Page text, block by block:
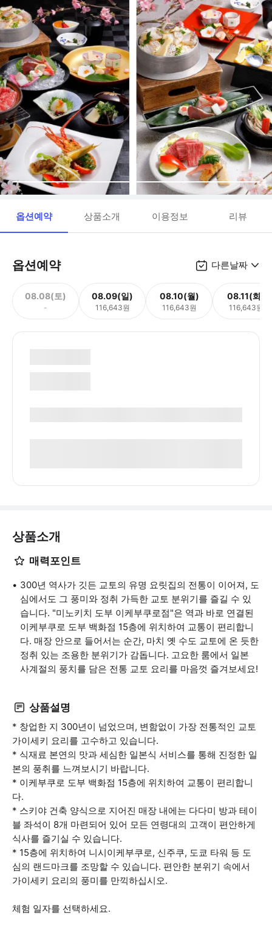
옵션예약 상품소개 이용정보 리뷰
옵션예약 다른날짜
08.08(토)
-
08.09(일)
116,643원
08.10(월)
116,643원
08.11(화)
116,643원
상품소개
매력포인트
300년 역사가 깃든 교토의 유명 요릿집의 전통이 이어져, 도
심에서도 그 풍미와 정취 가득한 교토 분위기를 즐길 수 있
습니다. "미노키치 도부 이케부쿠로점"은 역과 바로 연결된
이케부쿠로 도부 백화점 15층에 위치하여 교통이 편리합니
다. 매장 안으로 들어서는 순간, 마치 옛 수도 교토에 온 듯한
정취 있는 조용한 분위기가 감돕니다. 고요한 룸에서 일본
사계절의 풍치를 담은 전통 교토 요리를 마음껏 즐겨보세요!
상품설명
* 창업한 지 300년이 넘었으며, 변함없이 가장 전통적인 교토
가이세키 요리를 고수하고 있습니다.
* 식재료 본연의 맛과 세심한 일본식 서비스를 통해 진정한 일
본의 풍취를 느껴보시기 바랍니다.
* 이케부쿠로 도부 백화점 15층에 위치하여 교통이 편리합니
다.
* 스키야 건축 양식으로 지어진 매장 내에는 다다미 방과 테이
블 좌석이 8개 마련되어 있어 모든 연령대의 고객이 편안하게
식사를 즐기실 수 있습니다.
* 15층에 위치하여 니시이케부쿠로, 신주쿠, 도쿄 타워 등 도
심의 랜드마크를 조망할 수 있습니다. 편안한 분위기 속에서
가이세키 요리의 풍미를 만끽하십시오.
체험 일자를 선택하세요.